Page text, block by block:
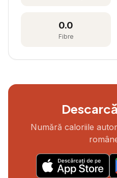
0.0
Fibre
Numără caloriile